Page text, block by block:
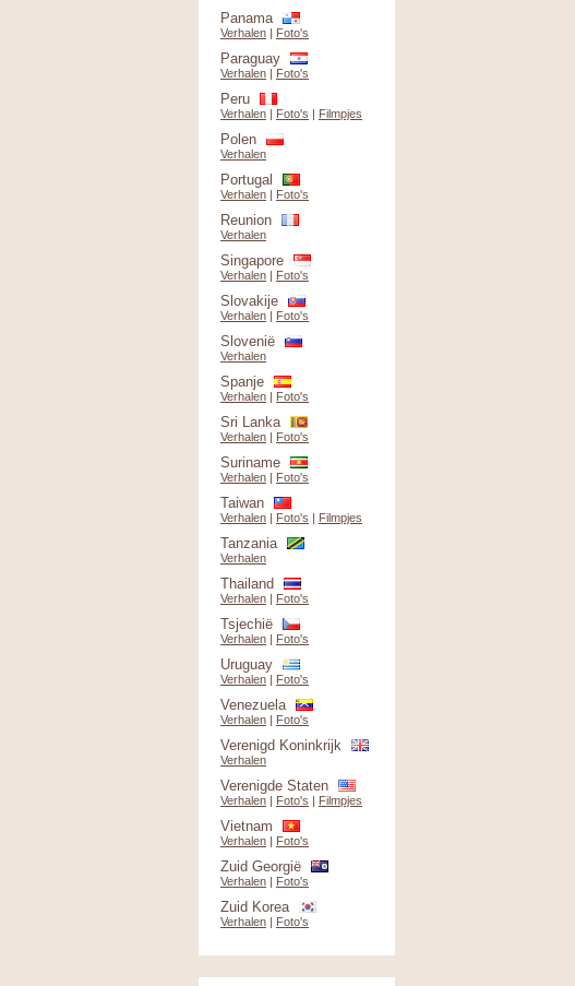
Panama
Verhalen | Foto's
Paraguay
Verhalen | Foto's
Peru
Verhalen | Foto's | Filmpjes
Polen
Verhalen
Portugal
Verhalen | Foto's
Reunion
Verhalen
Singapore
Verhalen | Foto's
Slovakije
Verhalen | Foto's
Slovenië
Verhalen
Spanje
Verhalen | Foto's
Sri Lanka
Verhalen | Foto's
Suriname
Verhalen | Foto's
Taiwan
Verhalen | Foto's | Filmpjes
Tanzania
Verhalen
Thailand
Verhalen | Foto's
Tsjechië
Verhalen | Foto's
Uruguay
Verhalen | Foto's
Venezuela
Verhalen | Foto's
Verenigd Koninkrijk
Verhalen
Verenigde Staten
Verhalen | Foto's | Filmpjes
Vietnam
Verhalen | Foto's
Zuid Georgië
Verhalen | Foto's
Zuid Korea
Verhalen | Foto's